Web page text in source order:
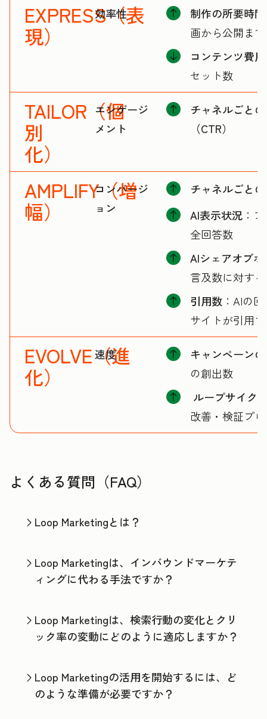
EXPRESS（表
現）
効率性 制作の所要時間
画から公開ま
コンテンツ費用
セット数
TAILOR（個
別
化）
エンゲージ
メント
チャネルごと
（CTR）
AMPLIFY（増
幅）
コンバージ
ョン
チャネルごと
AI表示状況 ：
全回答数
AIシェアオブ
言及数に対す
引用数 ：AIの
サイトが引用
EVOLVE（進
化）
速度
キャンペーン
の創出数
ループサイク
改善・検証プ
よくある質問（FAQ）
Loop Marketingとは？
Loop Marketingは、インバウンドマーケテ
ィングに代わる手法ですか？
Loop Marketingは、検索行動の変化とクリ
ック率の変動にどのように適応しますか？
Loop Marketingの活用を開始するには、ど
のような準備が必要ですか？